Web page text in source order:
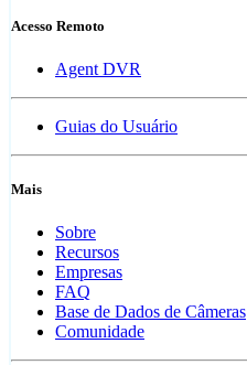
Acesso Remoto
Agent DVR
Guias do Usuário
Mais
Sobre
Recursos
Empresas
FAQ
Base de Dados de Câmeras
Comunidade